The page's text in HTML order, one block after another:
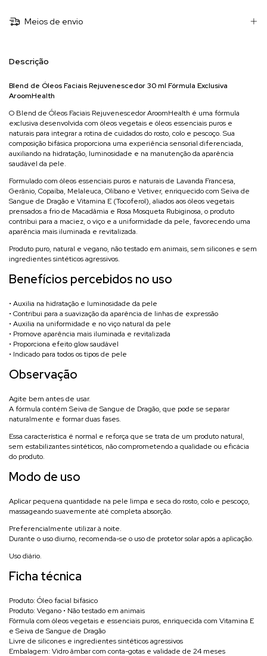
Meios de envio
Descrição
Blend de Óleos Faciais Rejuvenescedor 30 ml Fórmula Exclusiva
AroomHealth
O Blend de Óleos Faciais Rejuvenescedor AroomHealth é uma fórmula
exclusiva desenvolvida com óleos vegetais e óleos essenciais puros e
naturais para integrar a rotina de cuidados do rosto, colo e pescoço. Sua
composição bifásica proporciona uma experiência sensorial diferenciada,
auxiliando na hidratação, luminosidade e na manutenção da aparência
saudável da pele.
Formulado com óleos essenciais puros e naturais de Lavanda Francesa,
Gerânio, Copaíba, Melaleuca, Olíbano e Vetiver, enriquecido com Seiva de
Sangue de Dragão e Vitamina E (Tocoferol), aliados aos óleos vegetais
prensados a frio de Macadâmia e Rosa Mosqueta Rubiginosa, o produto
contribui para a maciez, o viço e a uniformidade da pele, favorecendo uma
aparência mais iluminada e revitalizada.
Produto puro, natural e vegano, não testado em animais, sem silicones e sem
ingredientes sintéticos agressivos.
Benefícios percebidos no uso
• Auxilia na hidratação e luminosidade da pele
• Contribui para a suavização da aparência de linhas de expressão
• Auxilia na uniformidade e no viço natural da pele
• Promove aparência mais iluminada e revitalizada
• Proporciona efeito glow saudável
• Indicado para todos os tipos de pele
Observação
Agite bem antes de usar.
A fórmula contém Seiva de Sangue de Dragão, que pode se separar
naturalmente e formar duas fases.
Essa característica é normal e reforça que se trata de um produto natural,
sem estabilizantes sintéticos, não comprometendo a qualidade ou eficácia
do produto.
Modo de uso
Aplicar pequena quantidade na pele limpa e seca do rosto, colo e pescoço,
massageando suavemente até completa absorção.
Preferencialmente utilizar à noite.
Durante o uso diurno, recomenda-se o uso de protetor solar após a aplicação.
Uso diário.
Ficha técnica
Produto: Óleo facial bifásico
Produto: Vegano • Não testado em animais
Fórmula com óleos vegetais e essenciais puros, enriquecida com Vitamina E
e Seiva de Sangue de Dragão
Livre de silicones e ingredientes sintéticos agressivos
Embalagem: Vidro âmbar com conta-gotas e validade de 24 meses